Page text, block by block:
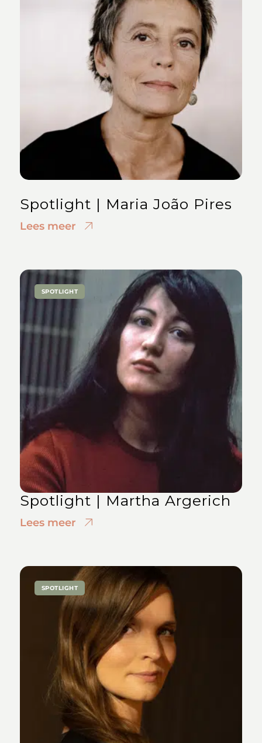
Spotlight | Maria João Pires
Lees meer
SPOTLIGHT
Spotlight | Martha Argerich
Lees meer
SPOTLIGHT